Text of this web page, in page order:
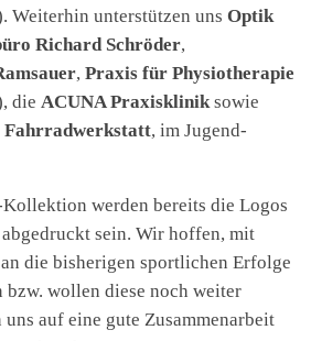
Weiterhin unterstützen uns Optik
Richard Schröder,
, Praxis für Physiotherapie
die ACUNA Praxiskliniksowie
Fahrradwerkstatt, im Jugend-
werden bereits die Logos
abgedruckt sein. Wir hoffen, mit
die bisherigen sportlichen Erfolge
bzw. wollen diese noch weiter
auf eine gute Zusammenarbeit